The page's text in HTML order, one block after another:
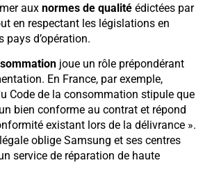
aux normes de qualité édictées par
en respectant les législations en
pays d’opération.
joue un rôle prépondérant
En France, par exemple,
Code de la consommation stipule que
bien conforme au contrat et répond
existant lors de la délivrance ».
oblige Samsung et ses centres
service de réparation de haute